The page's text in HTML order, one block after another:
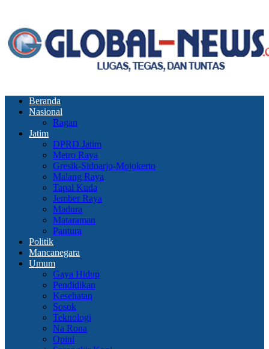
Beranda
Nasional
Ragan
Jatim
DPRD Jatim
Metro Raya
Gresik-Sidoarjo-Mojokerto
Malang Raya
Tapal Kuda
Jember Raya
Madura
Mataraman
Pantura
Politik
Mancanegara
Umum
Gaya Hidup
Pendidikan
Kesehatan
Sosok
Teknologi
Na Rona
Opini